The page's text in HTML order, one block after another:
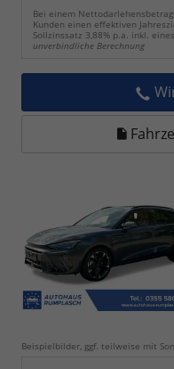
Bei einem
Kunden einen effektiven
Sollzinssatz 3,88% p.a. inkl.
unverbindliche Berechnung
Beispielbilder, ggf. teilweise mit